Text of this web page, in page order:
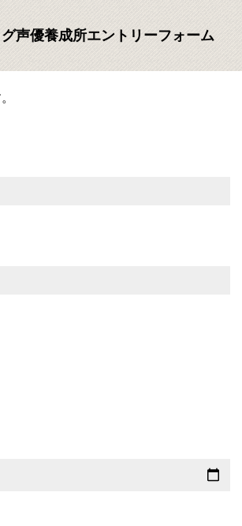
声優養成所エントリーフォーム